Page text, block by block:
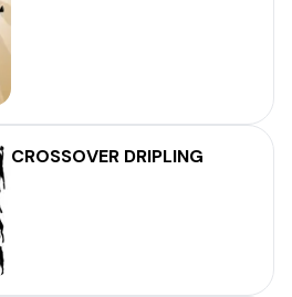
CROSSOVER DRIPLING